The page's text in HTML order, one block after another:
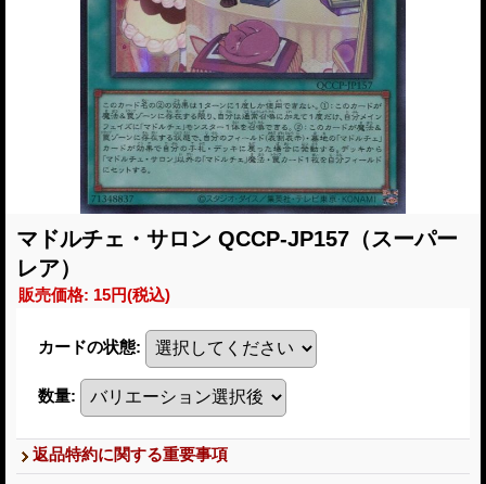
マドルチェ・サロン QCCP-JP157（スーパー
レア）
販売価格: 15円(税込)
カードの状態:
数量:
返品特約に関する重要事項